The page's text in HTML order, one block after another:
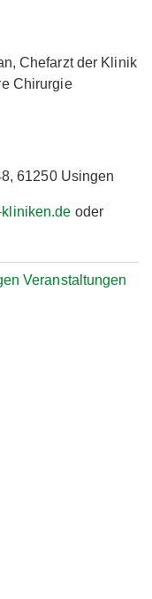
Chefarzt der Klinik
Chirurgie
61250 Usingen
oder
Veranstaltungen